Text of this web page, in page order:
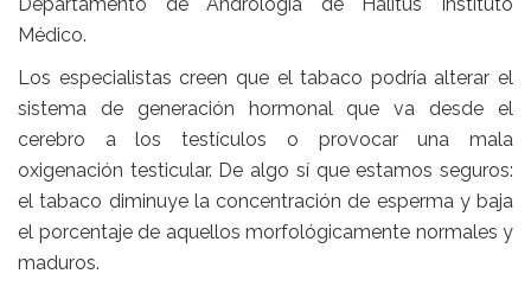
Médico.
Los especialistas creen que eltabaco podría alterar el
sistema de generación hormonalque va desde el
cerebro a los testículos o provocar una mala
oxigenación testicular. De algo sí que estamos seguros:
el tabaco diminuye la concentración de esperma y baja
el porcentaje de aquellos morfológicamente normales y
maduros.